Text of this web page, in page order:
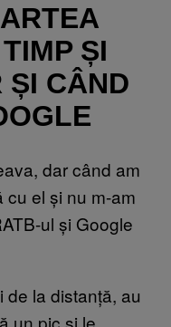
ȘI
ȘI CÂND
dar când am
cu el și nu m-am
ul și Google
de la distanță, au